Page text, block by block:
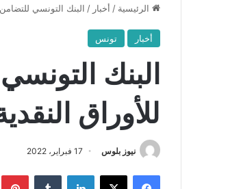
الرئيسية / أخبار / البنك التونسي
أخبار تونس
البنك
للأوراق
نيوز بلوس 17 فبراير، 2022
فيسبوك X لينكدإن